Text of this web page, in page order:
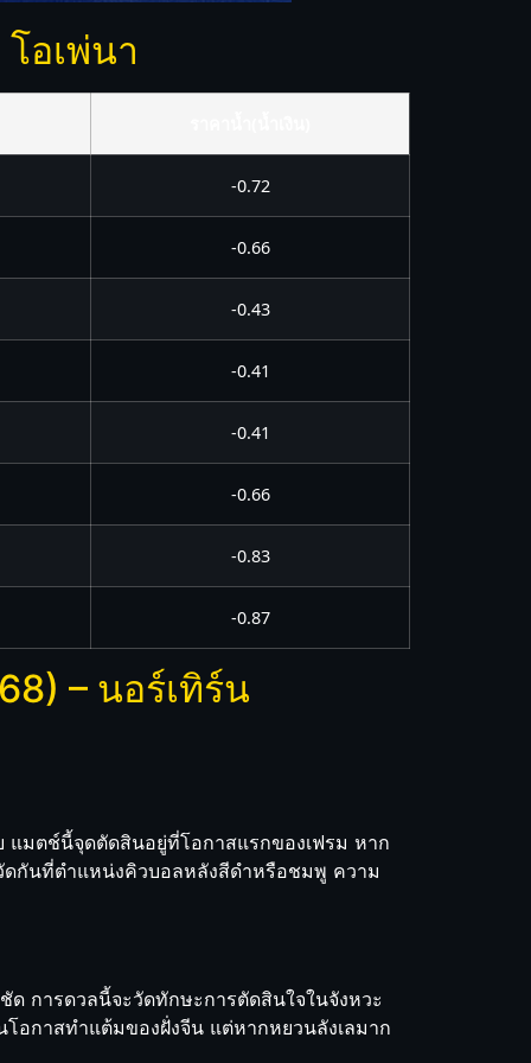
อเพ่นา
-0.72
-0.66
-0.43
-0.41
-0.41
-0.66
-0.83
-0.87
– นอร์เทิร์น
แมตช์นี้จุดตัดสินอยู่ที่โอกาสแรกของเฟรม หาก
วัดกันที่ตำแหน่งคิวบอลหลังสีดำหรือชมพู ความ
การดวลนี้จะวัดทักษะการตัดสินใจในจังหวะ
อกาสทำแต้มของฝั่งจีน แต่หากหยวนลังเลมาก